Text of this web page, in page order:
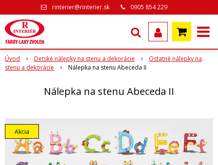
rinterier@rinterier.sk 0905 854 229
Úvod Detské nálepky na stenu a dekorácie
Ostatné nálepky na
stenu a dekorácie
Nálepka na stenu Abeceda II
Nálepka na stenu Abeceda II
Akcia